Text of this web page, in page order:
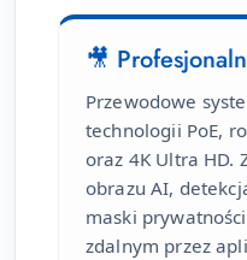
🎥
Przewodowe
technologii PoE,
oraz 4K Ultra HD.
obrazu AI,
maski
zdalnym przez